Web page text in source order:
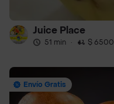
Juice Place
51 min · $ 6500
Envío Gratis